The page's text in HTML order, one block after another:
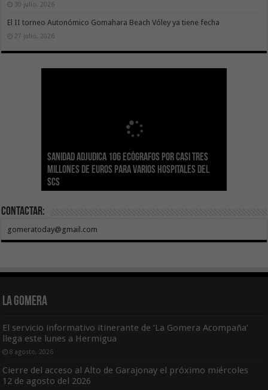
30 julio, 2026
El II torneo Autonómico Gomahara Beach Vóley ya tiene fecha
27 julio, 2026
Sanidad adjudica 106 ecógrafos por casi tres
millones de euros para varios hospitales del
SCS
Gesplan logra la máxima puntuación en el
Índice de Transparencia de Canarias por cuarto
año consecutivo
El Gobierno canario concede ayudas del
POSEICAN-Pesca al sector por valor de 7,09 M€
tras aumentar las cuantías
Transición Ecológica coordina con Ashotel su
adhesión a la Red de Refugios Climáticos de
Canarias
Visocan incorpora 170 pisos a su parque de
vivienda protegida en régimen de alquiler
asequible de Tenerife
Sanidad refuerza la capacidad diagnóstica de
los centros de salud con el impulso de la
ecografía clínica
Contactar:
gomeratoday@gmail.com
La Gomera
El servicio informativo itinerante de ‘La Gomera Acompaña’
llega este lunes a Hermigua
8 agosto, 2026
Cierre del acceso al Alto de Garajonay el próximo miércoles
12 de agosto del 2026